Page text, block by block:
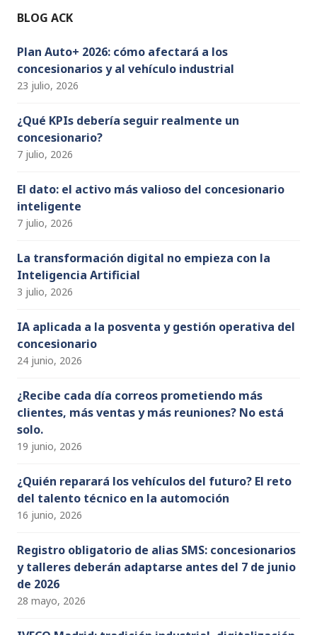
o
h
a
n
BLOG ACK
Plan Auto+ 2026: cómo afectará a los
concesionarios y al vehículo industrial
23 julio, 2026
¿Qué KPIs debería seguir realmente un
concesionario?
7 julio, 2026
El dato: el activo más valioso del concesionario
inteligente
7 julio, 2026
La transformación digital no empieza con la
Inteligencia Artificial
3 julio, 2026
IA aplicada a la posventa y gestión operativa del
concesionario
24 junio, 2026
¿Recibe cada día correos prometiendo más
clientes, más ventas y más reuniones? No está
solo.
19 junio, 2026
¿Quién reparará los vehículos del futuro? El reto
del talento técnico en la automoción
16 junio, 2026
Registro obligatorio de alias SMS: concesionarios
y talleres deberán adaptarse antes del 7 de junio
de 2026
28 mayo, 2026